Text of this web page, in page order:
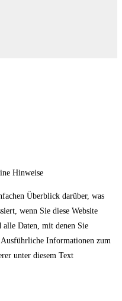
Hinweise
Überblick darüber, was
wenn Sie diese Website
alle Daten, mit denen Sie
Informationen zum
unter diesem Text